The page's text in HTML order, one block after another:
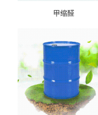
甲缩醛